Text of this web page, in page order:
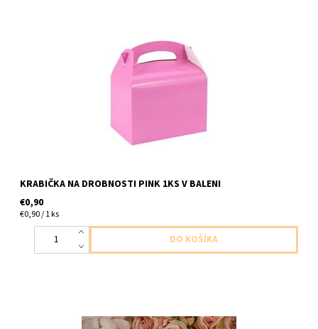
papierova krabicka ruzova 1ks v baleni velkost 12x10x15
KRABIČKA NA DROBNOSTI PINK 1KS V BALENI
€0,90
€0,90 / 1 ks